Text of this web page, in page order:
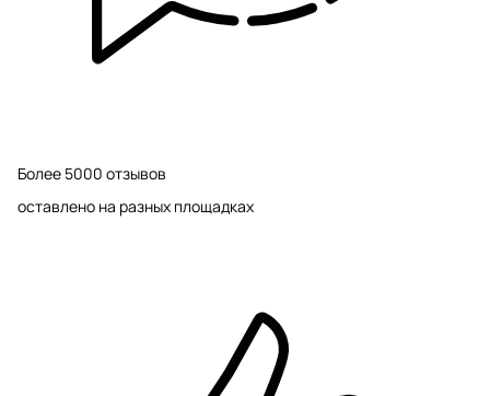
Более 5000 отзывов
оставлено на разных площадках